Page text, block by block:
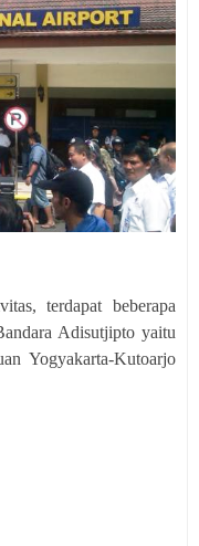
terdapat beberapa
Adisutjipto yaitu
Yogyakarta-Kutoarjo